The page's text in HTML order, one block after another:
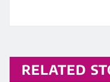
RELATED